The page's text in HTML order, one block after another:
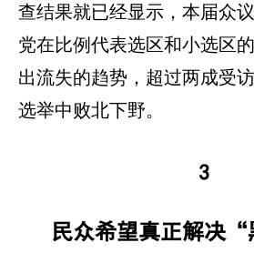
查结果就已经显示，本届众
党在比例代表选区和小选区
出流失的趋势，超过两成受
选举中败北下野。
3‍‍
民众希望真正解决